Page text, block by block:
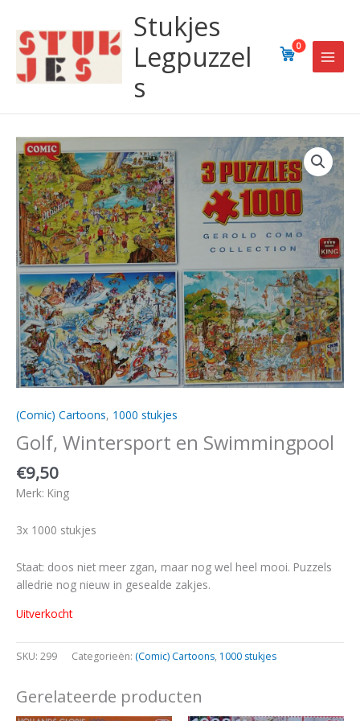
inhoud
Stukjes
Legpuzzel
s
0
(Comic) Cartoons, 1000 stukjes
Golf, Wintersport en Swimmingpool
€9,50
Merk: King
3x 1000 stukjes
Staat: doos niet meer zgan, maar nog wel heel mooi. Puzzels
alledrie nog nieuw in gesealde zakjes.
Uitverkocht
SKU: 299 Categorieën: (Comic) Cartoons, 1000 stukjes
Gerelateerde producten